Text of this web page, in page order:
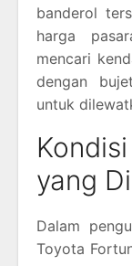
banderol
harga
mencari
dengan
untuk
yang
Dalam
Toyota